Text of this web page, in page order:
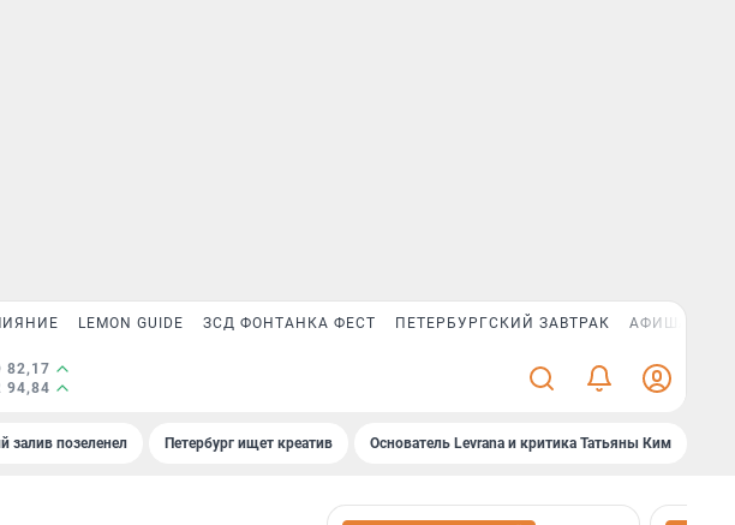
LEMON GUIDE ЗСД ФОНТАНКА ФЕСТ ПЕТЕРБУРГСКИЙ ЗАВТРАК АФИША PLUS
82,17
94,84
залив позеленел Петербург ищет креатив Основатель Levrana и критика Татьяны Ким